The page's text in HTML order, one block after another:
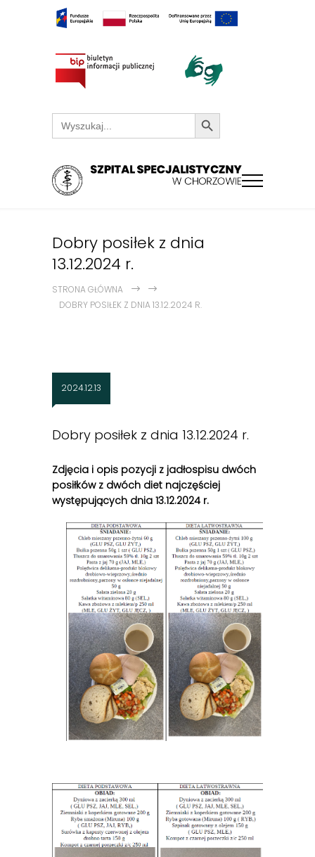
Search
for:
Search Button
Dobry posiłek z dnia
13.12.2024 r.
STRONA GŁÓWNA
DOBRY POSIŁEK Z DNIA 13.12.2024 R.
2024.12.13
Dobry posiłek z dnia 13.12.2024 r.
Zdjęcia i opis pozycji z jadłospisu dwóch
posiłków z dwóch diet najczęściej
występujących dnia 13.12.2024 r.